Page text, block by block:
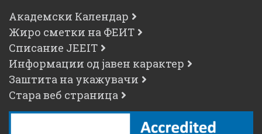
Академски Календар
Жиро сметки на ФЕИТ
Списание JEEIT
Информации од јавен карактер
Заштита на укажувачи
Стара веб страница